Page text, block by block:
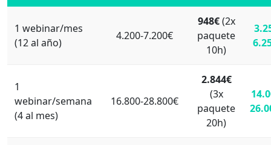
1 webinar/mes
(12 al año)
4.200-7.200€
948€(2x
paquete
10h)
1
webinar/semana
(4 al mes)
16.800-28.800€
2.844€
(3x
paquete
20h)